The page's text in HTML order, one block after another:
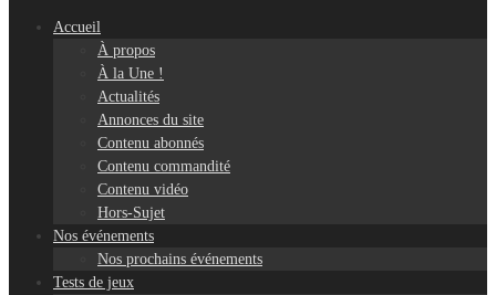
Accueil
À propos
À la Une !
Actualités
Annonces du site
Contenu abonnés
Contenu commandité
Contenu vidéo
Hors-Sujet
Nos événements
Nos prochains événements
Tests de jeux